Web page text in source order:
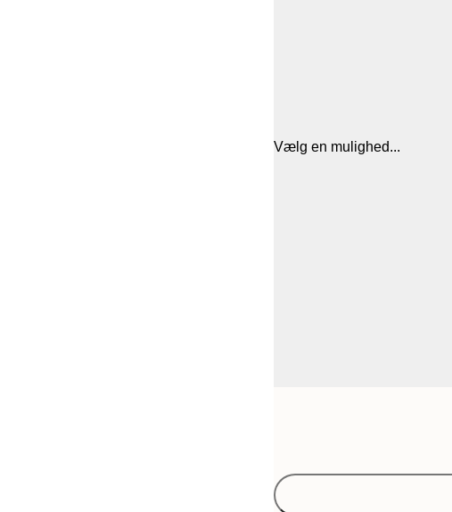
Vælg en mulighed...